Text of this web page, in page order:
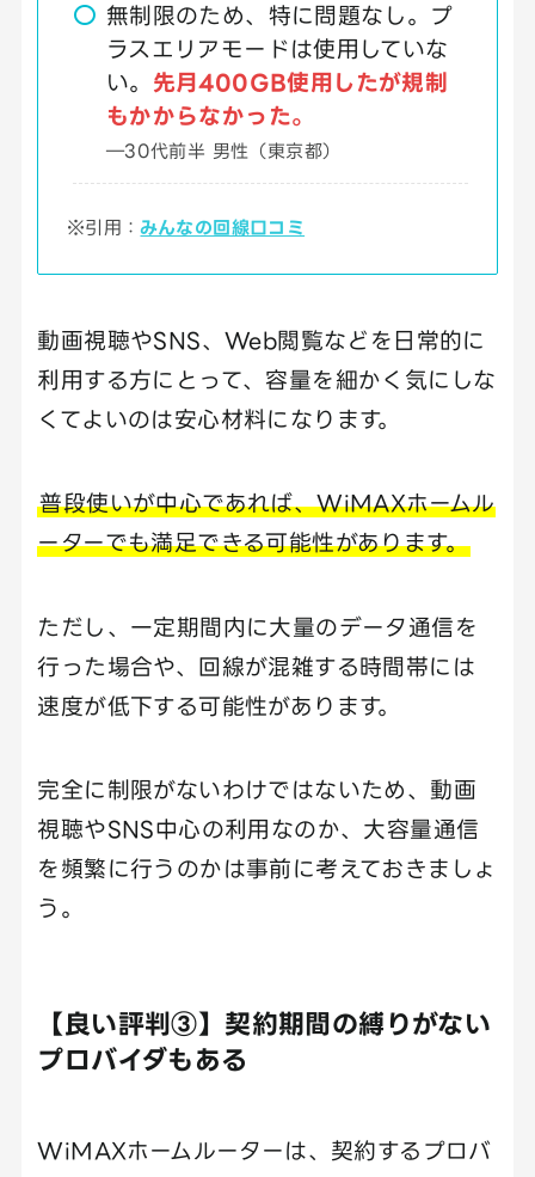
無制限のため、特に問題なし。プ
ラスエリアモードは使用していな
い。 先月400GB使用したが規制
もかからなかった。
―30代前半 男性（東京都）
※引用：みんなの回線口コミ
動画視聴やSNS、Web閲覧などを日常的に
利用する方にとって、容量を細かく気にしな
くてよいのは安心材料になります。
普段使いが中心であれば、WiMAXホームル
ーターでも満足できる可能性があります。
ただし、一定期間内に大量のデータ通信を
行った場合や、回線が混雑する時間帯には
速度が低下する可能性があります。
完全に制限がないわけではないため、動画
視聴やSNS中心の利用なのか、大容量通信
を頻繁に行うのかは事前に考えておきましょ
う。
【良い評判③】契約期間の縛りがない
プロバイダもある
WiMAXホームルーターは、契約するプロバ